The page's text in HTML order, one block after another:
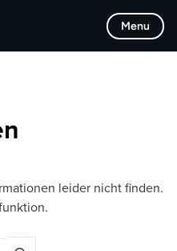
Menu
leider nicht finden.